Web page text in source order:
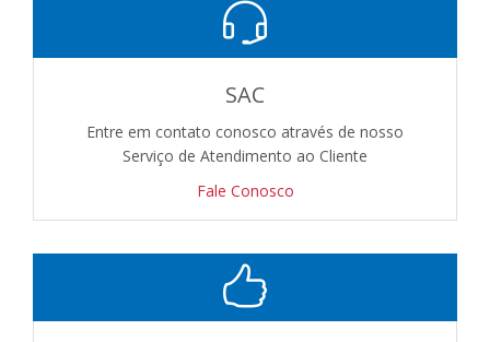
SAC
Entre em contato conosco através de nosso
Serviço de Atendimento ao Cliente
Fale Conosco